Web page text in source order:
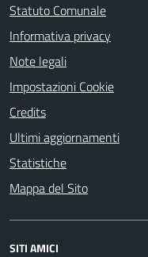
Statuto Comunale
Informativa privacy
Note legali
Impostazioni Cookie
Credits
Ultimi aggiornamenti
Statistiche
Mappa del Sito
SITI AMICI